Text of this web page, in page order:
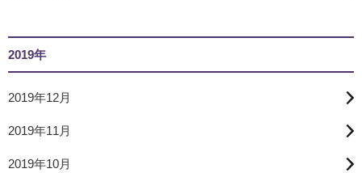
2019年
2019年12月
2019年11月
2019年10月